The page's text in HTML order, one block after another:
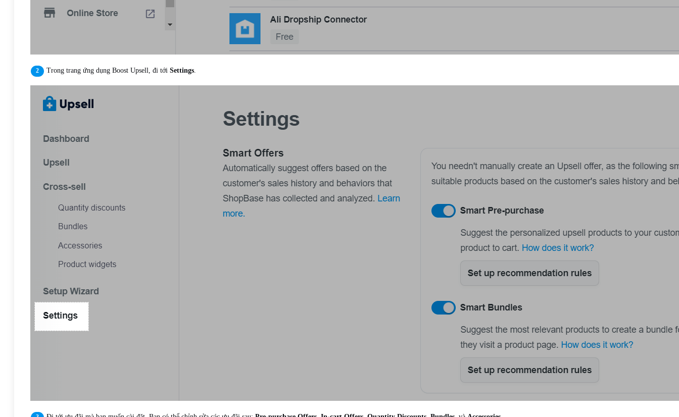
Trong trang ứng dụng Boost Upsell, đi tới Settings.